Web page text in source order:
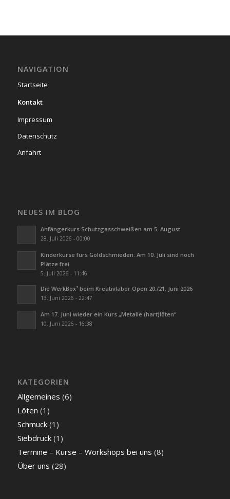
NAVIGATION
Startseite
Kontakt
Impressum
Datenschutz
Anfahrt
NEUES IM BLOG
Anfängerkurs Schutzgasschweißen am 5. August
28. Juli 2026 - 00:00
Kinderkurse fürs Goldschmieden: Am 10. Juli sind noch
Plätze frei
5. Juli 2026 - 11:46
Die WerkBox³ beim Kreativlabor Open 20./21. Juni 2026
13. Juni 2026 - 22:47
Am 17. Juni wieder ein Kurs „Metalle (hart)löten“
10. Juni 2026 - 16:38
KATEGORIEN
Allgemeines (6)
Löten (1)
Schmuck(1)
Siebdruck(1)
Termine – Kurse – Workshops bei uns (8)
Über uns (28)